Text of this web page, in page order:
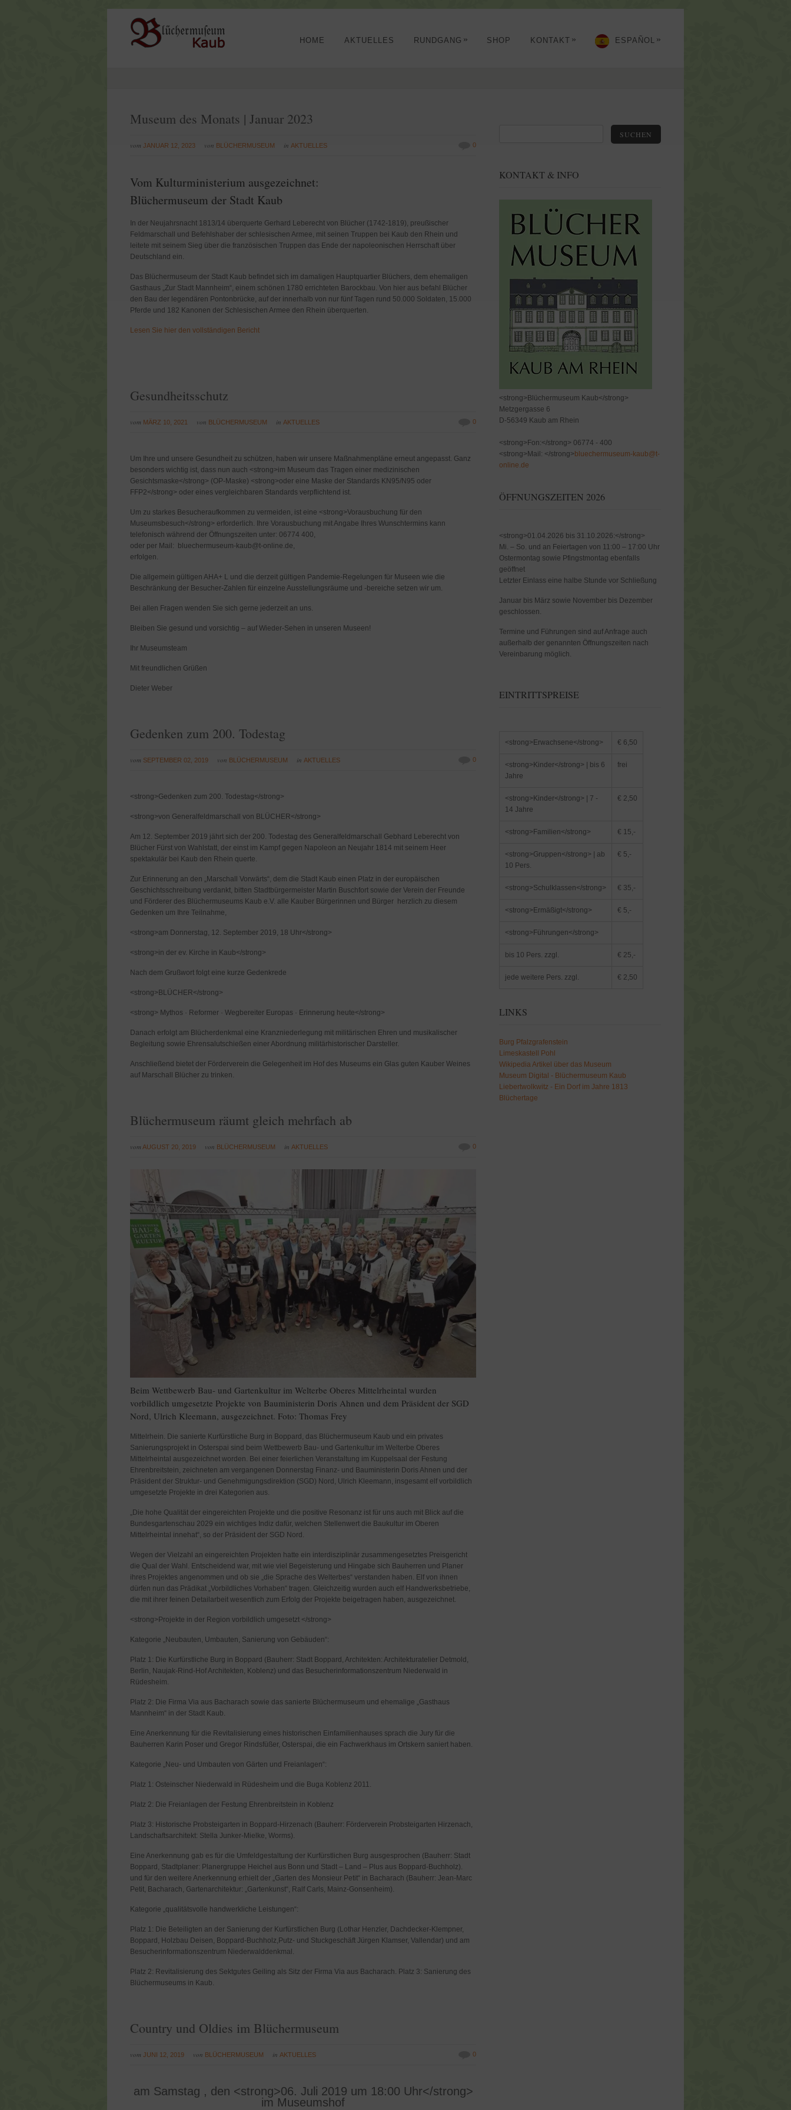
HOME AKTUELLES RUNDGANG » SHOP KONTAKT » ESPAÑOL »
Museum des Monats | Januar 2023
vom JANUAR 12, 2023 von BLÜCHERMUSEUM inAKTUELLES 0
Vom Kulturministerium ausgezeichnet:
Blüchermuseum der Stadt Kaub
In der Neujahrsnacht 1813/14 überquerte Gerhard Leberecht von Blücher (1742-1819), preußischer
Feldmarschall und Befehlshaber der schlesischen Armee, mit seinen Truppen bei Kaub den Rhein und
leitete mit seinem Sieg über die französischen Truppen das Ende der napoleonischen Herrschaft über
Deutschland ein.
Das Blüchermuseum der Stadt Kaub befindet sich im damaligen Hauptquartier Blüchers, dem ehemaligen
Gasthaus „Zur Stadt Mannheim“, einem schönen 1780 errichteten Barockbau. Von hier aus befahl Blücher
den Bau der legendären Pontonbrücke, auf der innerhalb von nur fünf Tagen rund 50.000 Soldaten, 15.000
Pferde und 182 Kanonen der Schlesischen Armee den Rhein überquerten.
Lesen Sie hier den vollständigen Bericht
Gesundheitsschutz
vom MÄRZ 10, 2021 von BLÜCHERMUSEUM inAKTUELLES 0
Um Ihre und unsere Gesundheit zu schützen, haben wir unsere Maßnahmenpläne erneut angepasst. Ganz
besonders wichtig ist, dass nun auch <strong>im Museum das Tragen einer medizinischen
Gesichtsmaske</strong> (OP-Maske) <strong>oder eine Maske der Standards KN95/N95 oder
FFP2</strong> oder eines vergleichbaren Standards verpflichtend ist.
Um zu starkes Besucheraufkommen zu vermeiden, ist eine <strong>Vorausbuchung für den
Museumsbesuch</strong> erforderlich. Ihre Vorausbuchung mit Angabe Ihres Wunschtermins kann
telefonisch während der Öffnungszeiten unter: 06774 400,
oder per Mail: bluechermuseum-kaub@t-online.de,
erfolgen.
Die allgemein gültigen AHA+ L und die derzeit gültigen Pandemie-Regelungen für Museen wie die
Beschränkung der Besucher-Zahlen für einzelne Ausstellungsräume und -bereiche setzen wir um.
Bei allen Fragen wenden Sie sich gerne jederzeit an uns.
Bleiben Sie gesund und vorsichtig – auf Wieder-Sehen in unseren Museen!
Ihr Museumsteam
Mit freundlichen Grüßen
Dieter Weber
Gedenken zum 200. Todestag
vom SEPTEMBER 02, 2019 von BLÜCHERMUSEUM inAKTUELLES 0
<strong>Gedenken zum 200. Todestag</strong>
<strong>von Generalfeldmarschall von BLÜCHER</strong>
Am 12. September 2019 jährt sich der 200. Todestag des Generalfeldmarschall Gebhard Leberecht von
Blücher Fürst von Wahlstatt, der einst im Kampf gegen Napoleon an Neujahr 1814 mit seinem Heer
spektakulär bei Kaub den Rhein querte.
Zur Erinnerung an den „Marschall Vorwärts“, dem die Stadt Kaub einen Platz in der europäischen
Geschichtsschreibung verdankt, bitten Stadtbürgermeister Martin Buschfort sowie der Verein der Freunde
und Förderer des Blüchermuseums Kaub e.V. alle Kauber Bürgerinnen und Bürger herzlich zu diesem
Gedenken um Ihre Teilnahme,
<strong>am Donnerstag, 12. September 2019, 18 Uhr</strong>
<strong>in der ev. Kirche in Kaub</strong>
Nach dem Grußwort folgt eine kurze Gedenkrede
<strong>BLÜCHER</strong>
<strong> Mythos · Reformer · Wegbereiter Europas · Erinnerung heute</strong>
Danach erfolgt am Blücherdenkmal eine Kranzniederlegung mit militärischen Ehren und musikalischer
Begleitung sowie Ehrensalutschießen einer Abordnung militärhistorischer Darsteller.
Anschließend bietet der Förderverein die Gelegenheit im Hof des Museums ein Glas guten Kauber Weines
auf Marschall Blücher zu trinken.
Blüchermuseum räumt gleich mehrfach ab
vom AUGUST 20, 2019 von BLÜCHERMUSEUM inAKTUELLES 0
Beim Wettbewerb Bau- und Gartenkultur im Welterbe Oberes Mittelrheintal wurden
vorbildlich umgesetzte Projekte von Bauministerin Doris Ahnen und dem Präsident der SGD
Nord, Ulrich Kleemann, ausgezeichnet. Foto: Thomas Frey
Mittelrhein. Die sanierte Kurfürstliche Burg in Boppard, das Blüchermuseum Kaub und ein privates
Sanierungsprojekt in Osterspai sind beim Wettbewerb Bau- und Gartenkultur im Welterbe Oberes
Mittelrheintal ausgezeichnet worden. Bei einer feierlichen Veranstaltung im Kuppelsaal der Festung
Ehrenbreitstein, zeichneten am vergangenen Donnerstag Finanz- und Bauministerin Doris Ahnen und der
Präsident der Struktur- und Genehmigungsdirektion (SGD) Nord, Ulrich Kleemann, insgesamt elf vorbildlich
umgesetzte Projekte in drei Kategorien aus.
„Die hohe Qualität der eingereichten Projekte und die positive Resonanz ist für uns auch mit Blick auf die
Bundesgartenschau 2029 ein wichtiges Indiz dafür, welchen Stellenwert die Baukultur im Oberen
Mittelrheintal innehat“, so der Präsident der SGD Nord.
Wegen der Vielzahl an eingereichten Projekten hatte ein interdisziplinär zusammengesetztes Preisgericht
die Qual der Wahl. Entscheidend war, mit wie viel Begeisterung und Hingabe sich Bauherren und Planer
ihres Projektes angenommen und ob sie „die Sprache des Welterbes“ verstanden haben. Elf von ihnen
dürfen nun das Prädikat „Vorbildliches Vorhaben“ tragen. Gleichzeitig wurden auch elf Handwerksbetriebe,
die mit ihrer feinen Detailarbeit wesentlich zum Erfolg der Projekte beigetragen haben, ausgezeichnet.
<strong>Projekte in der Region vorbildlich umgesetzt </strong>
Kategorie „Neubauten, Umbauten, Sanierung von Gebäuden“:
Platz 1: Die Kurfürstliche Burg in Boppard (Bauherr: Stadt Boppard, Architekten: Architekturatelier Detmold,
Berlin, Naujak-Rind-Hof Architekten, Koblenz) und das Besucherinformationszentrum Niederwald in
Rüdesheim.
Platz 2: Die Firma Via aus Bacharach sowie das sanierte Blüchermuseum und ehemalige „Gasthaus
Mannheim“ in der Stadt Kaub.
Eine Anerkennung für die Revitalisierung eines historischen Einfamilienhauses sprach die Jury für die
Bauherren Karin Poser und Gregor Rindsfüßer, Osterspai, die ein Fachwerkhaus im Ortskern saniert haben.
Kategorie „Neu- und Umbauten von Gärten und Freianlagen“:
Platz 1: Osteinscher Niederwald in Rüdesheim und die Buga Koblenz 2011.
Platz 2: Die Freianlagen der Festung Ehrenbreitstein in Koblenz
Platz 3: Historische Probsteigarten in Boppard-Hirzenach (Bauherr: Förderverein Probsteigarten Hirzenach,
Landschaftsarchitekt: Stella Junker-Mielke, Worms).
Eine Anerkennung gab es für die Umfeldgestaltung der Kurfürstlichen Burg ausgesprochen (Bauherr: Stadt
Boppard, Stadtplaner: Planergruppe Heichel aus Bonn und Stadt – Land – Plus aus Boppard-Buchholz).
und für den weitere Anerkennung erhielt der „Garten des Monsieur Petit“ in Bacharach (Bauherr: Jean-Marc
Petit, Bacharach, Gartenarchitektur: „Gartenkunst“, Ralf Carls, Mainz-Gonsenheim).
Kategorie „qualitätsvolle handwerkliche Leistungen“:
Platz 1: Die Beteiligten an der Sanierung der Kurfürstlichen Burg (Lothar Henzler, Dachdecker-Klempner,
Boppard, Holzbau Deisen, Boppard-Buchholz,Putz- und Stuckgeschäft Jürgen Klamser, Vallendar) und am
Besucherinformationszentrum Niederwalddenkmal.
Platz 2: Revitalisierung des Sektgutes Geiling als Sitz der Firma Via aus Bacharach. Platz 3: Sanierung des
Blüchermuseums in Kaub.
Country und Oldies im Blüchermuseum
vom JUNI 12, 2019 von BLÜCHERMUSEUM inAKTUELLES 0
am Samstag , den <strong>06. Juli 2019 um 18:00 Uhr</strong>
im Museumshof
SUCHEN
KONTAKT & INFO
<strong>Blüchermuseum Kaub</strong>
Metzgergasse 6
D-56349 Kaub am Rhein
<strong>Fon:</strong> 06774 - 400
<strong>Mail: </strong> bluechermuseum-kaub@t-
online.de
ÖFFNUNGSZEITEN 2026
<strong>01.04.2026 bis 31.10.2026:</strong>
Mi. – So. und an Feiertagen von 11:00 – 17:00 Uhr
Ostermontag sowie Pfingstmontag ebenfalls
geöffnet
Letzter Einlass eine halbe Stunde vor Schließung
Januar bis März sowie November bis Dezember
geschlossen.
Termine und Führungen sind auf Anfrage auch
außerhalb der genannten Öffnungszeiten nach
Vereinbarung möglich.
EINTRITTSPREISE
<strong>Erwachsene</strong> € 6,50
<strong>Kinder</strong> | bis 6
Jahre
frei
<strong>Kinder</strong> | 7 -
14 Jahre
€ 2,50
<strong>Familien</strong> € 15,-
<strong>Gruppen</strong> | ab
10 Pers.
€ 5,-
<strong>Schulklassen</strong> € 35,-
<strong>Ermäßigt</strong> € 5,-
<strong>Führungen</strong>
bis 10 Pers. zzgl. € 25,-
jede weitere Pers. zzgl. € 2,50
LINKS
Burg Pfalzgrafenstein
Limeskastell Pohl
Wikipedia Artikel über das Museum
Museum Digital - Blüchermuseum Kaub
Liebertwolkwitz - Ein Dorf im Jahre 1813
Blüchertage